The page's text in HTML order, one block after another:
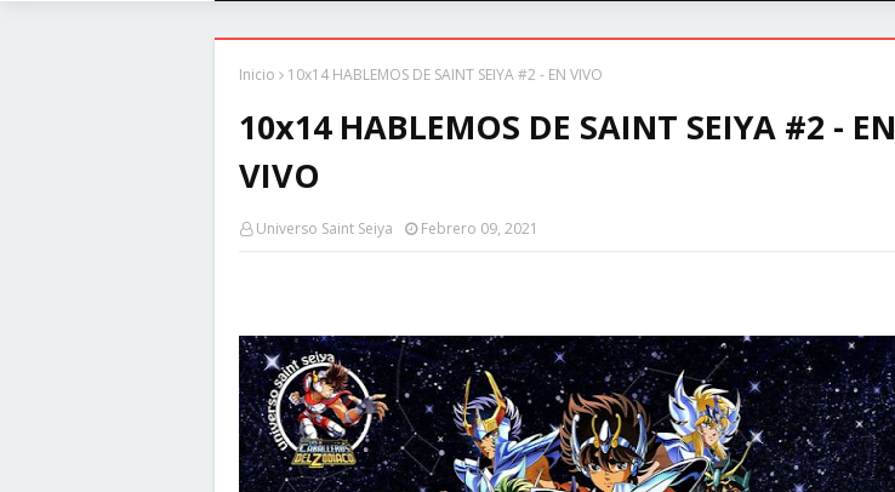
Inicio 10x14 HABLEMOS DE SAINT SEIYA #2 - EN VIVO
10x14 HABLEMOS DE SAINT SEIYA #2 - EN
VIVO
Universo Saint Seiya Febrero 09, 2021